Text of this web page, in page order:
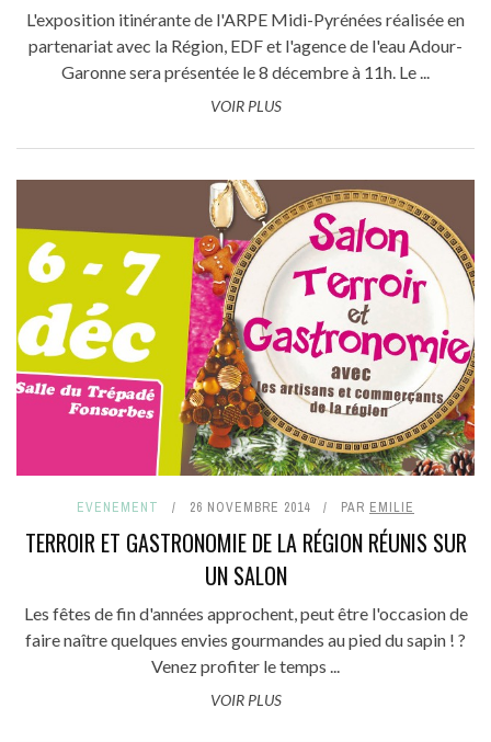
L'exposition itinérante de l'ARPE Midi-Pyrénées réalisée en
partenariat avec la Région, EDF et l'agence de l'eau Adour-
Garonne sera présentée le 8 décembre à 11h. Le ...
VOIR PLUS
EVENEMENT 26 NOVEMBRE 2014 PAR EMILIE
TERROIR ET GASTRONOMIE DE LA RÉGION RÉUNIS SUR
UN SALON
Les fêtes de fin d'années approchent, peut être l'occasion de
faire naître quelques envies gourmandes au pied du sapin ! ?
Venez profiter le temps ...
VOIR PLUS